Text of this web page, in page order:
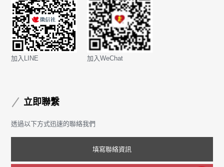
加入LINE 加入WeChat
立即聯繫
透過以下方式迅速的聯絡我們
填寫聯絡資訊